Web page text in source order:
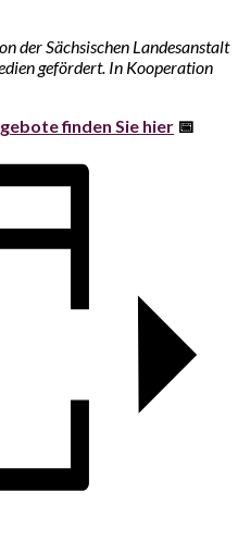
der Sächsischen Landesanstalt
gefördert. In Kooperation
finden Sie hier 📅